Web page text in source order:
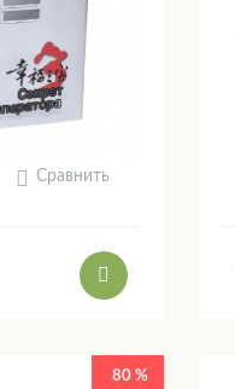
Сравнить
80 %